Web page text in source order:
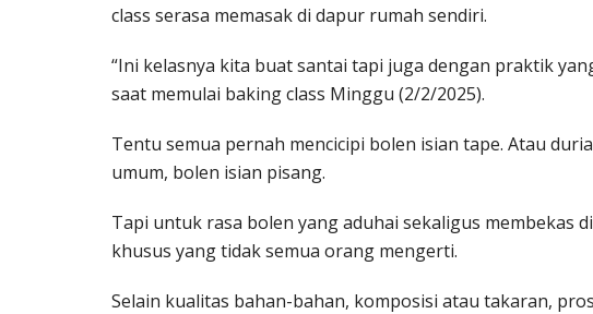
class serasa memasak di dapur rumah sendiri.
“Ini kelasnya kita buat santai tapi juga dengan praktik
saat memulai baking class Minggu (2/2/2025).
Tentu semua pernah mencicipi bolen isian tape. Atau
umum, bolen isian pisang.
Tapi untuk rasa bolen yang aduhai sekaligus membekas
khusus yang tidak semua orang mengerti.
Selain kualitas bahan-bahan, komposisi atau takaran,